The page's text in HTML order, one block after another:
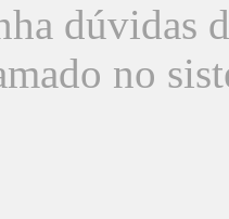
dúvidas
no